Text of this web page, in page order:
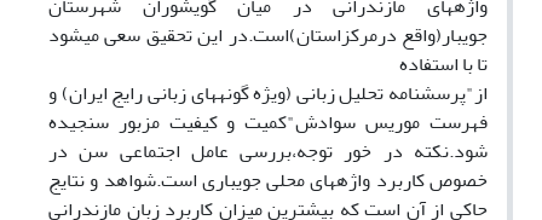
جویبار(واقع درمرکزاستان)است.در این تحقیق سعی میشود
تا با استفاده
از"پرسشنامه تحلیل زبانی (ویژه گونههای زبانی رایج ایران) و
فهرست موریس سوادش"کمیت و کیفیت مزبور سنجیده
شود.نکته در خور توجه،بررسی عامل اجتماعی سن در
خصوص کاربرد واژههای محلی جویباری است.شواهد و نتایج
حاکی از آن است که بیشترین میزان کاربرد زبان مازندرانی